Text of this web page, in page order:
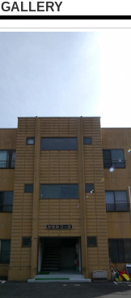
GALLERY